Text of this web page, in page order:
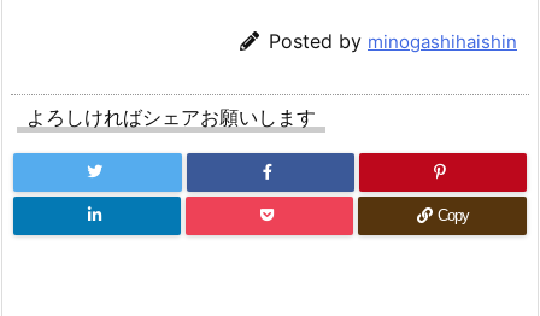
Posted by minogashihaishin
よろしければシェアお願いします
Copy